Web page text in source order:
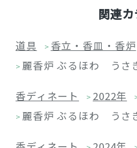
関連
道具 > 香立・香皿・香炉
> 麗香炉 ぶるほわ うさ
香ディネート > 2022年
> 麗香炉 ぶるほわ うさ